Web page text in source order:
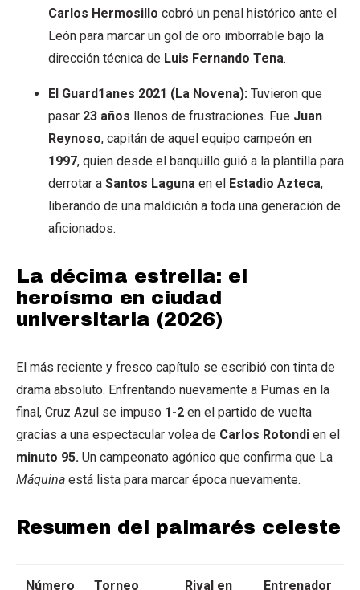
Carlos Hermosillo cobró un penal histórico ante el
León para marcar un gol de oro imborrable bajo la
dirección técnica de Luis Fernando Tena.
El Guard1anes 2021 (La Novena): Tuvieron que
pasar 23 años llenos de frustraciones. Fue Juan
Reynoso, capitán de aquel equipo campeón en
1997, quien desde el banquillo guió a la plantilla para
derrotar a Santos Laguna en el Estadio Azteca,
liberando de una maldición a toda una generación de
aficionados.
La décima estrella: el
heroísmo en ciudad
universitaria (2026)
El más reciente y fresco capítulo se escribió con tinta de
drama absoluto. Enfrentando nuevamente a Pumas en la
final, Cruz Azul se impuso 1-2 en el partido de vuelta
gracias a una espectacular volea de Carlos Rotondi en el
minuto 95. Un campeonato agónico que confirma que La
Máquina está lista para marcar época nuevamente.
Resumen del palmarés celeste
Número Torneo Rival en Entrenador